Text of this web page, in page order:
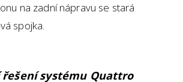
na zadní nápravu se stará
spojka.
řešení systému Quattro